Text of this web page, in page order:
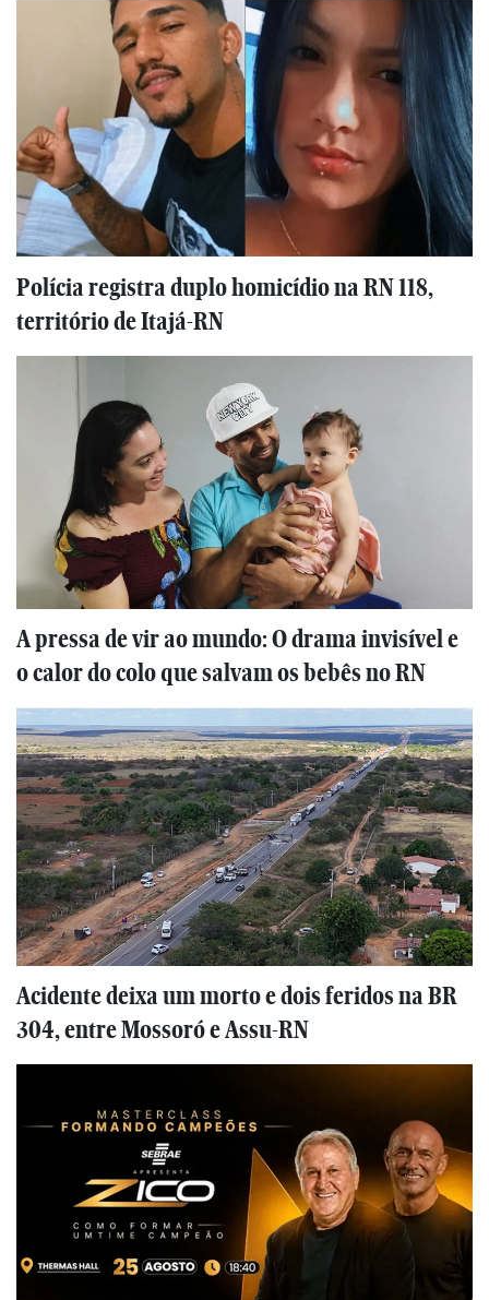
Polícia registra duplo homicídio na RN 118,
território de Itajá-RN
A pressa de vir ao mundo: O drama invisível e
o calor do colo que salvam os bebês no RN
Acidente deixa um morto e dois feridos na BR
304, entre Mossoró e Assu-RN